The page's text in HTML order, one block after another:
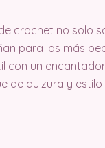
crochet no solo
para los más
con un
de dulzura y